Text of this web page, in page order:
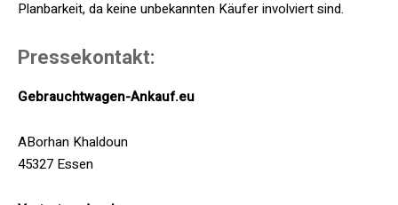
Planbarkeit, da keine unbekannten Käufer involviert sind.
Pressekontakt:
Gebrauchtwagen-Ankauf.eu
ABorhan Khaldoun
45327 Essen